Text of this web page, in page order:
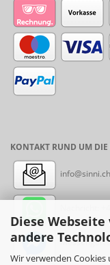
Diese
andere
Wir verwenden Cookies
KONTAKT RUND UM DIE
info@sinni.ch
Messenger: